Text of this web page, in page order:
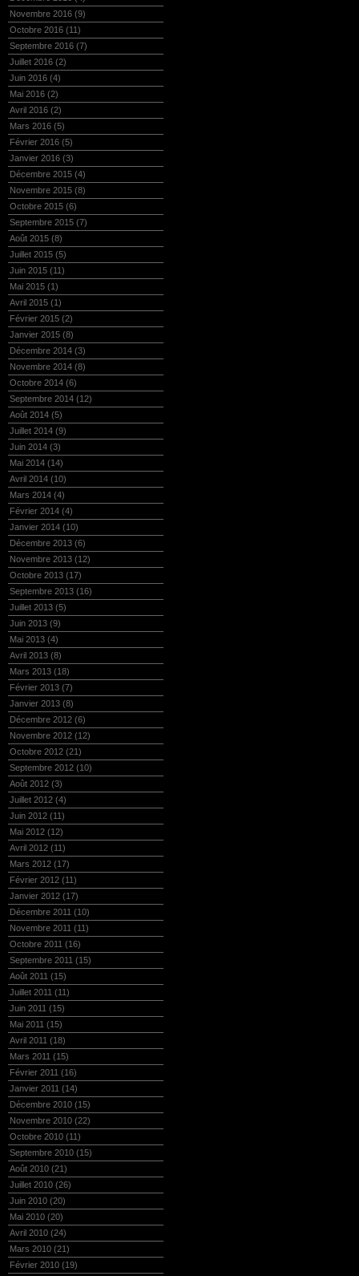
Novembre 2016 (9)
Octobre 2016 (11)
Septembre 2016 (7)
Juillet 2016 (2)
Juin 2016 (4)
Mai 2016 (2)
Avril 2016 (2)
Mars 2016 (5)
Février 2016 (5)
Janvier 2016 (3)
Décembre 2015 (4)
Novembre 2015 (8)
Octobre 2015 (6)
Septembre 2015 (7)
Août 2015 (8)
Juillet 2015 (5)
Juin 2015 (11)
Mai 2015 (1)
Avril 2015 (1)
Février 2015 (2)
Janvier 2015 (8)
Décembre 2014 (3)
Novembre 2014 (8)
Octobre 2014 (6)
Septembre 2014 (12)
Août 2014 (5)
Juillet 2014 (9)
Juin 2014 (3)
Mai 2014 (14)
Avril 2014 (10)
Mars 2014 (4)
Février 2014 (4)
Janvier 2014 (10)
Décembre 2013 (6)
Novembre 2013 (12)
Octobre 2013 (17)
Septembre 2013 (16)
Juillet 2013 (5)
Juin 2013 (9)
Mai 2013 (4)
Avril 2013 (8)
Mars 2013 (18)
Février 2013 (7)
Janvier 2013 (8)
Décembre 2012 (6)
Novembre 2012 (12)
Octobre 2012 (21)
Septembre 2012 (10)
Août 2012 (3)
Juillet 2012 (4)
Juin 2012 (11)
Mai 2012 (12)
Avril 2012 (11)
Mars 2012 (17)
Février 2012 (11)
Janvier 2012 (17)
Décembre 2011 (10)
Novembre 2011 (11)
Octobre 2011 (16)
Septembre 2011 (15)
Août 2011 (15)
Juillet 2011 (11)
Juin 2011 (15)
Mai 2011 (15)
Avril 2011 (18)
Mars 2011 (15)
Février 2011 (16)
Janvier 2011 (14)
Décembre 2010 (15)
Novembre 2010 (22)
Octobre 2010 (11)
Septembre 2010 (15)
Août 2010 (21)
Juillet 2010 (26)
Juin 2010 (20)
Mai 2010 (20)
Avril 2010 (24)
Mars 2010 (21)
Février 2010 (19)